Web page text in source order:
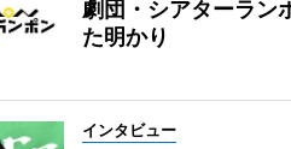
劇団・シアターラン
た明かり
インタビュー